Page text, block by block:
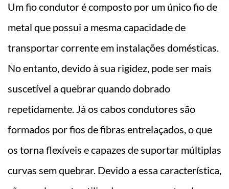
Um fio condutor é composto por um único fio de
metal que possui a mesma capacidade de
transportar corrente em instalações domésticas.
No entanto, devido à sua rigidez, pode ser mais
suscetível a quebrar quando dobrado
repetidamente. Já os cabos condutores são
formados por fios de fibras entrelaçados, o que
os torna flexíveis e capazes de suportar múltiplas
curvas sem quebrar. Devido a essa característica,